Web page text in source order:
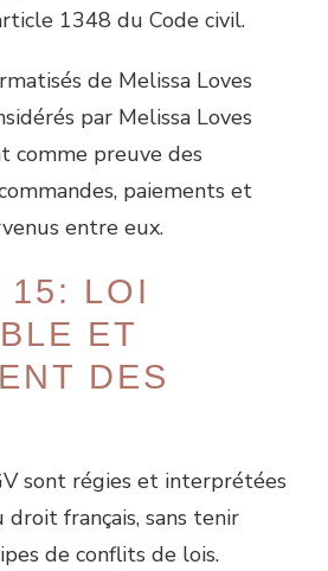
1348 du Code civil.
de Melissa Loves
par Melissa Loves
comme preuve des
paiements et
entre eux.
15: LOI
ET
DES
sont régies et interprétées
français, sans tenir
de conflits de lois.